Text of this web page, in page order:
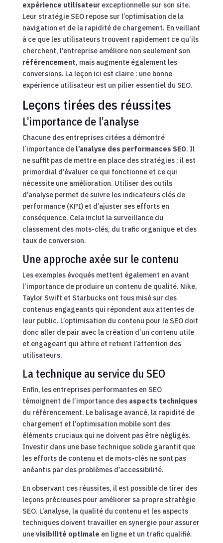
expérience utilisateurexceptionnelle sur son site.
Leur stratégie SEO repose sur l’optimisation de la
navigation et de la rapidité de chargement. En veillant
à ce que les utilisateurs trouvent rapidement ce qu’ils
cherchent, l’entreprise améliore non seulement son
référencement, mais augmente également les
conversions. La leçon ici est claire : une bonne
expérience utilisateur est un pilier essentiel du SEO.
Leçons tirées des réussites
L’importance de l’analyse
Chacune des entreprises citées a démontré
l’importance de l’analyse des performances SEO. Il
ne suffit pas de mettre en place des stratégies ; il est
primordial d’évaluer ce qui fonctionne et ce qui
nécessite une amélioration. Utiliser des outils
d’analyse permet de suivre les indicateurs clés de
performance (KPI) et d’ajuster ses efforts en
conséquence. Cela inclut la surveillance du
classement des mots-clés, du trafic organique et des
taux de conversion.
Une approche axée sur le contenu
Les exemples évoqués mettent également en avant
l’importance de produire un contenu de qualité. Nike,
Taylor Swift et Starbucks ont tous misé sur des
contenus engageants qui répondent aux attentes de
leur public. L’optimisation du contenu pour le SEO doit
donc aller de pair avec la création d’un contenu utile
et engageant qui attire et retient l’attention des
utilisateurs.
La technique au service du SEO
Enfin, les entreprises performantes en SEO
témoignent de l’importance des aspects techniques
du référencement. Le balisage avancé, la rapidité de
chargement et l’optimisation mobile sont des
éléments cruciaux qui ne doivent pas être négligés.
Investir dans une base technique solide garantit que
les efforts de contenu et de mots-clés ne sont pas
anéantis par des problèmes d’accessibilité.
En observant ces réussites, il est possible de tirer des
leçons précieuses pour améliorer sa propre stratégie
SEO. L’analyse, la qualité du contenu et les aspects
techniques doivent travailler en synergie pour assurer
unevisibilité optimale en ligne et un trafic qualifié.